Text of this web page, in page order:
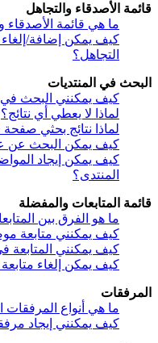
قائمة الأصدقاء والتجاهل
ما هي قائمة الأصدقاء
كيف يمكن إضافة/إلغاء
التجاهل؟
البحث في المنتديات
كيف يمكنني البحث في
لماذا لا يعطي أي نتائج؟
لماذا نتائج بحثي
كيف يمكن البحث عن
كيف يمكن إيجاد
المنتدى؟
قائمة المتابعات والمفضلة
ما هو الفرق بين
كيف يمكنني متابعة
كيف يمكنني المتابعة
كيف يمكن إلغاء
المرفقات
ما هي أنواع
كيف يمكنني إيجاد